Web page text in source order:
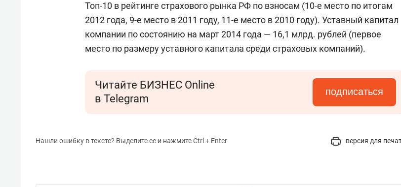
Топ-10 в рейтинге страхового рынка РФ по взносам (10-е место по итогам
2012 года, 9-е место в 2011 году, 11-е место в 2010 году). Уставный капитал
компании по состоянию на март 2014 года — 16,1 млрд. рублей (первое
место по размеру уставного капитала среди страховых компаний).
Читайте БИЗНЕС Online
в Telegram
подписаться
Нашли ошибку в тексте? Выделите ее и нажмите Ctrl + Enter версия для